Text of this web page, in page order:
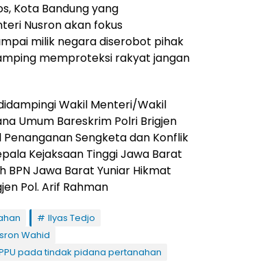
Kota Bandung yang
Nusron akan fokus
milik negara diserobot pihak
memproteksi rakyat jangan
Wakil Menteri/Wakil
Umum Bareskrim Polri Brigjen
Sengketa dan Konflik
Kejaksaan Tinggi Jawa Barat
BPN Jawa Barat Yuniar Hikmat
Pol. Arif Rahman
Ilyas Tedjo
Wahid
pada tindak pidana pertanahan